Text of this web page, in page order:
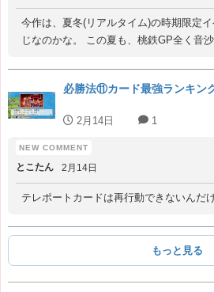
今作は、夏冬(リアルタイム)の時期限定
じなのかな。 この夏も、桃鉄GP全く音沙
必勝法⑪カード最強ランキン
2月14日 1
とこたん 2月14日
テレポートカードは再行動できないんだ
もっと見る